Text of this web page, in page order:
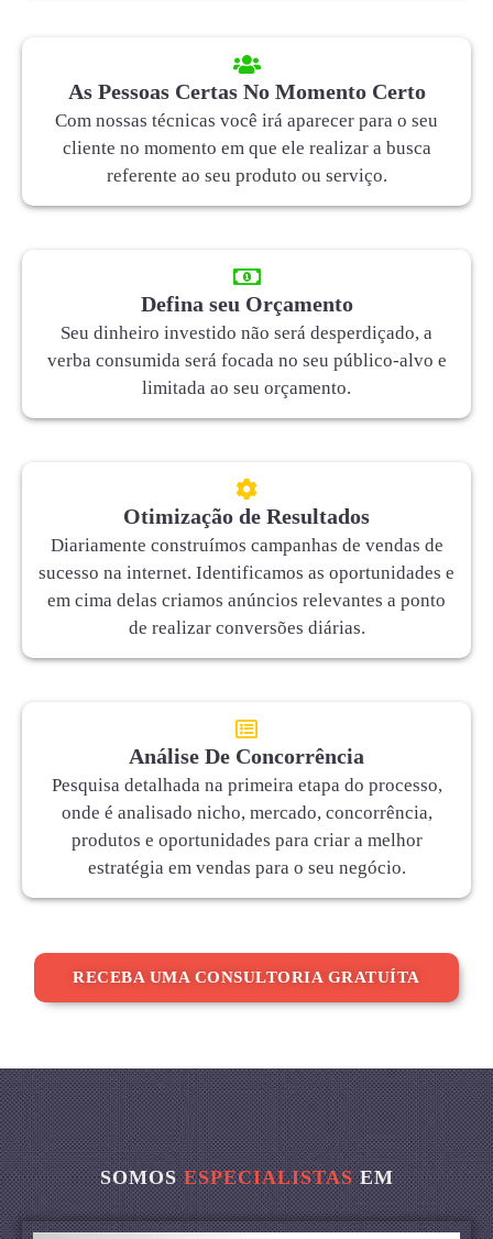
As Pessoas Certas No Momento Certo
Com nossas técnicas você irá aparecer para o seu
cliente no momento em que ele realizar a busca
referente ao seu produto ou serviço.
Defina seu Orçamento
Seu dinheiro investido não será desperdiçado, a
verba consumida será focada no seu público-alvo e
limitada ao seu orçamento.
Otimização de Resultados
Diariamente construímos campanhas de vendas de
sucesso na internet. Identificamos as oportunidades e
em cima delas criamos anúncios relevantes a ponto
de realizar conversões diárias.
Análise De Concorrência
Pesquisa detalhada na primeira etapa do processo,
onde é analisado nicho, mercado, concorrência,
produtos e oportunidades para criar a melhor
estratégia em vendas para o seu negócio.
RECEBA UMA CONSULTORIA GRATUÍTA
SOMOSESPECIALISTASEM